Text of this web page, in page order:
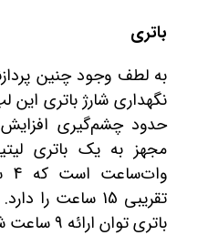
باتری
نگهداری شارژ باتری این
تقریبی 15 ساعت
باتری